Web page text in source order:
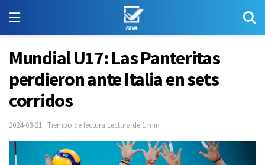
Mundial U17: Las Panteritas
perdieron ante Italia en sets
corridos
2024-08-21 Tiempo de lectura:Lectura de 1 min